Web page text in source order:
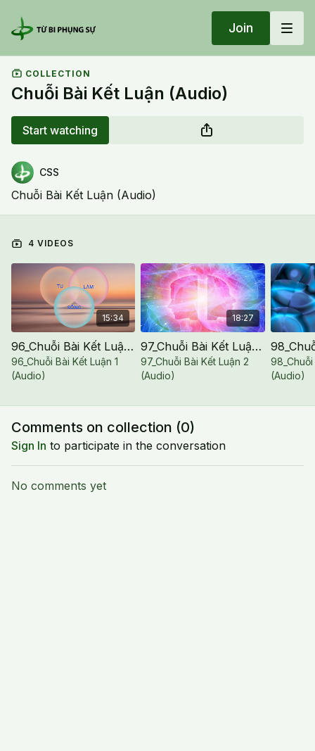
Join
COLLECTION
Chuỗi Bài Kết Luận (Audio)
Start watching
CSS
Chuỗi Bài Kết Luận (Audio)
4 VIDEOS
15:34
96_Chuỗi Bài Kết Luận 1 (Audio)
96_Chuỗi Bài Kết Luận 1
(Audio)
18:27
97_Chuỗi Bài Kết Luận 2 (Audio)
97_Chuỗi Bài Kết Luận 2
(Audio)
(Audio)
Comments on collection (0)
Sign In to participate in the conversation
No comments yet